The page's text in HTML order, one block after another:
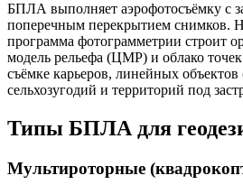
БПЛА выполняет аэрофотосъёмку с
поперечным перекрытием снимков.
программа фотограмметрии строит
модель рельефа (ЦМР) и облако
съёмке карьеров, линейных
сельхозугодий и территорий под
Типы БПЛА для
Мультироторные